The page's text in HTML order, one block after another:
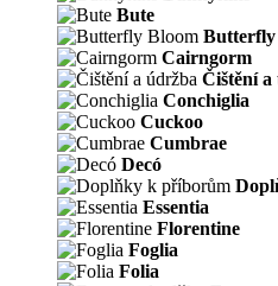
Bute
Butterfly
Cairngorm
Čištění a
Conchiglia
Cuckoo
Cumbrae
Decó
Essentia
Florentine
Foglia
Folia